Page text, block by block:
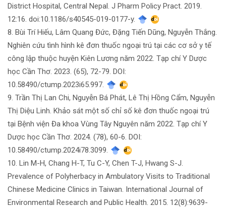
District Hospital, Central Nepal. J Pharm Policy Pract. 2019.
12:16. doi:10.1186/s40545-019-0177-y.
8. Bùi Trí Hiếu, Lâm Quang Đức, Đặng Tiến Dũng, Nguyễn Thắng.
Nghiên cứu tình hình kê đơn thuốc ngoại trú tại các cơ sở y tế
công lập thuộc huyện Kiên Lương năm 2022. Tạp chí Y Dược
học Cần Thơ. 2023. (65), 72-79. DOI:
10.58490/ctump.2023i65.997.
9. Trần Thị Lan Chi, Nguyễn Bá Phát, Lê Thị Hồng Cẩm, Nguyễn
Thị Diệu Linh. Khảo sát một số chỉ số kê đơn thuốc ngoại trú
tại Bệnh viện Đa khoa Vùng Tây Nguyên năm 2022. Tạp chí Y
Dược học Cần Thơ. 2024. (78), 60-6. DOI:
10.58490/ctump.2024i78.3099.
10. Lin M-H, Chang H-T, Tu C-Y, Chen T-J, Hwang S-J.
Prevalence of Polyherbacy in Ambulatory Visits to Traditional
Chinese Medicine Clinics in Taiwan. International Journal of
Environmental Research and Public Health. 2015. 12(8):9639-